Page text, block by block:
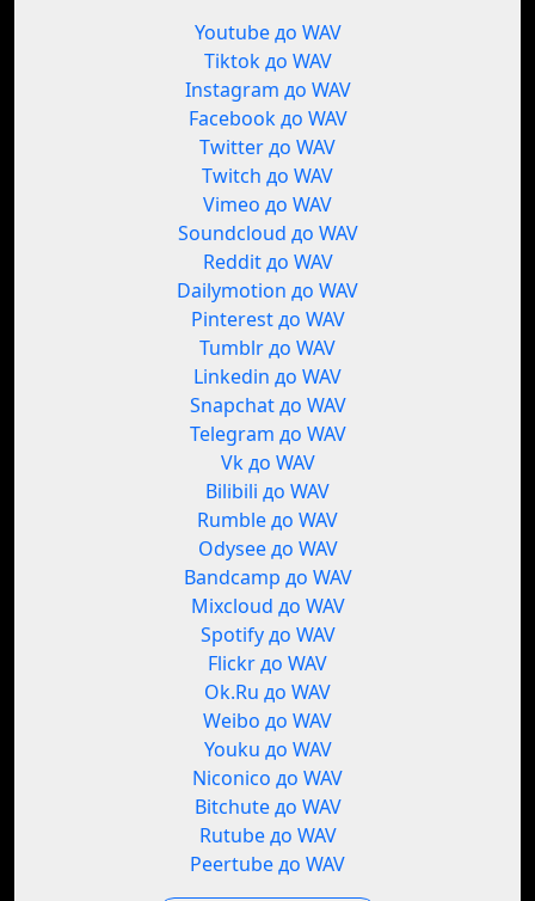
Youtube до WAV
Tiktok до WAV
Instagram до WAV
Facebook до WAV
Twitter до WAV
Twitch до WAV
Vimeo до WAV
Soundcloud до WAV
Reddit до WAV
Dailymotion до WAV
Pinterest до WAV
Tumblr до WAV
Linkedin до WAV
Snapchat до WAV
Telegram до WAV
Vk до WAV
Bilibili до WAV
Rumble до WAV
Odysee до WAV
Bandcamp до WAV
Mixcloud до WAV
Spotify до WAV
Flickr до WAV
Ok.Ru до WAV
Weibo до WAV
Youku до WAV
Niconico до WAV
Bitchute до WAV
Rutube до WAV
Peertube до WAV